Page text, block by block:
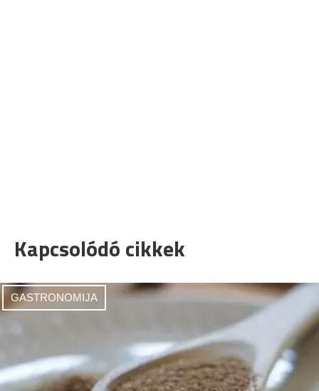
Kapcsolódó cikkek
GASTRONOMIJA